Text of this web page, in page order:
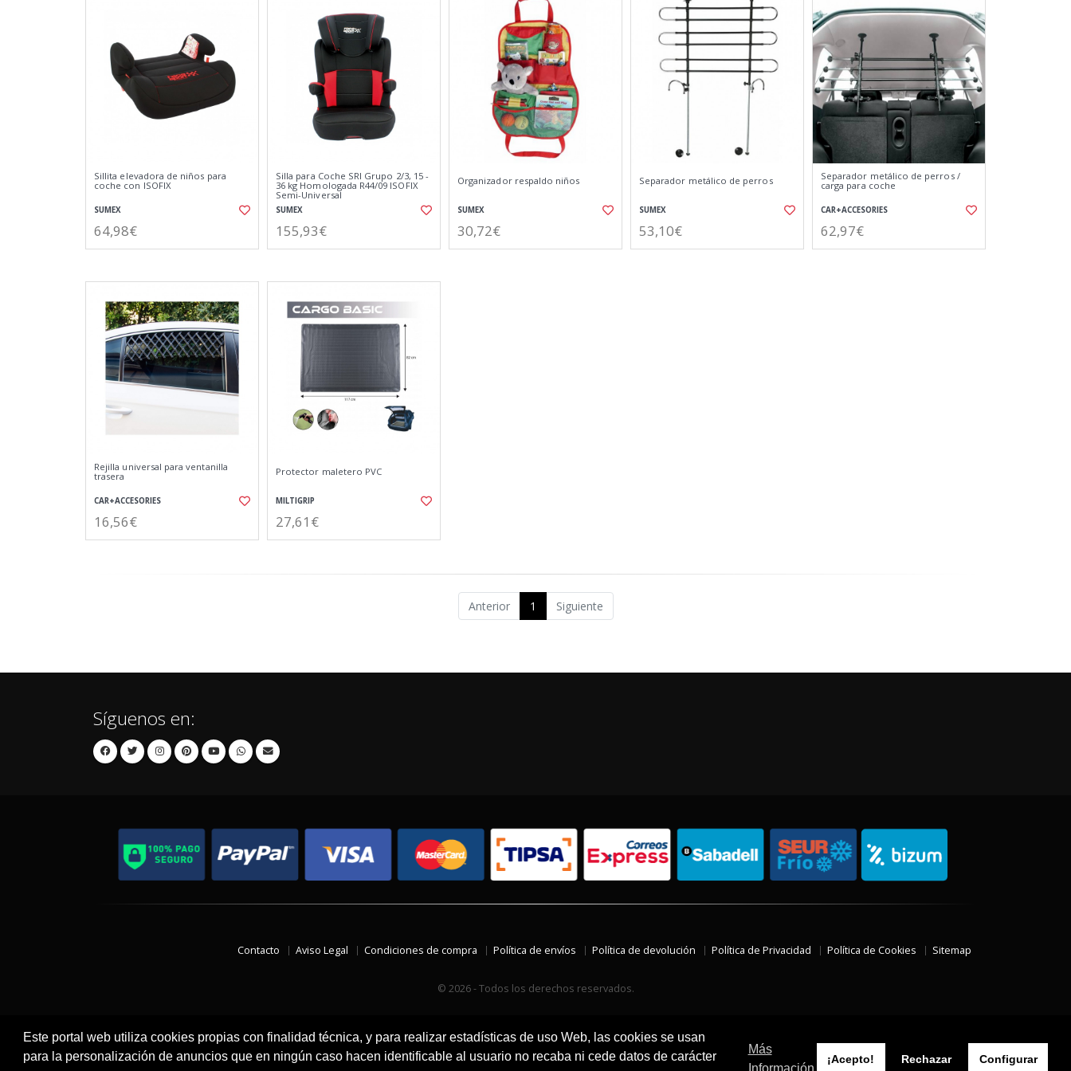
Este portal web utiliza cookies propias con finalidad técnica, y para realizar estadísticas de uso Web, las cookies se usan
para la personalización de anuncios que en ningún caso hacen identificable al usuario no recaba ni cede datos de carácter
Más
Información
¡Acepto! Rechazar Configurar
Sillita elevadora de niños para
coche con ISOFIX
SUMEX
64,98€
Silla para Coche SRI Grupo 2/3, 15 -
36 kg Homologada R44/09 ISOFIX
Semi-Universal
SUMEX
155,93€
Organizador respaldo niños
SUMEX
30,72€
Separador metálico de perros
SUMEX
53,10€
Separador metálico de perros /
carga para coche
CAR+ACCESORIES
62,97€
Rejilla universal para ventanilla
trasera
CAR+ACCESORIES
16,56€
Protector maletero PVC
MILTIGRIP
27,61€
Anterior 1 Siguiente
Síguenos en:
Contacto Aviso Legal Condiciones de compra Política de envíos Política de devolución Política de Privacidad Política de Cookies Sitemap
© 2026 - Todos los derechos reservados.